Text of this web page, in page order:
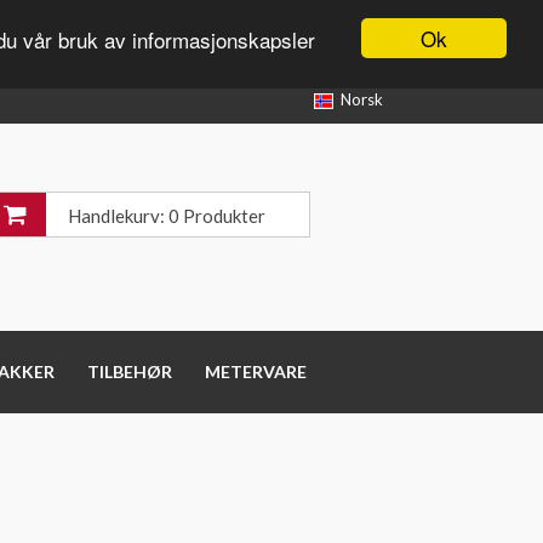
Ok
vår bruk av informasjonskapsler
Norsk
Handlekurv: 0 Produkter
TILBEHØR METERVARE